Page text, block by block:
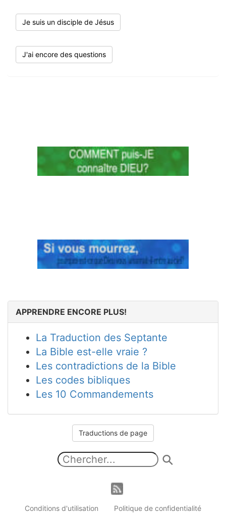
Je suis un disciple de Jésus
J'ai encore des questions
APPRENDRE ENCORE PLUS!
La Traduction des Septante
La Bible est-elle vraie ?
Les contradictions de la Bible
Les codes bibliques
Les 10 Commandements
Traductions de page
Conditions d'utilisation Politique de confidentialité